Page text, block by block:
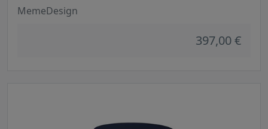
MemeDesign
397,00 €